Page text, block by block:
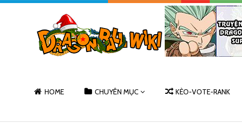
HOME CHUYÊN MỤC KÈO-VOTE-RANK